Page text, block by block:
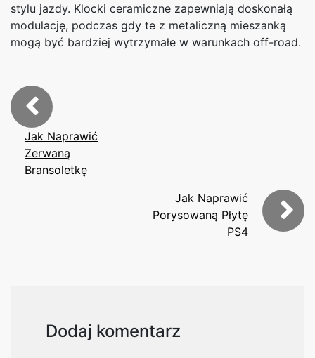
stylu jazdy. Klocki ceramiczne zapewniają doskonałą
modulację, podczas gdy te z metaliczną mieszanką
mogą być bardziej wytrzymałe w warunkach off-road.
Jak Naprawić
Zerwaną
Bransoletkę
Jak Naprawić
Porysowaną Płytę
PS4
Dodaj komentarz